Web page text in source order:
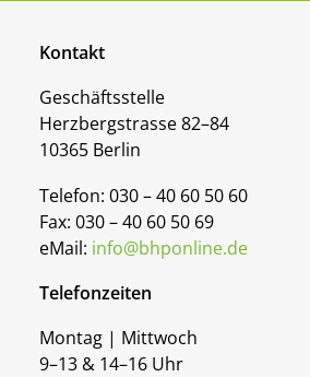
Kontakt
Geschäftsstelle
Herzbergstrasse 82–84
10365 Berlin
Telefon: 030 – 40 60 50 60
Fax: 030 – 40 60 50 69
eMail: info@bhponline.de
Telefonzeiten
Montag | Mittwoch
9–13 & 14–16 Uhr